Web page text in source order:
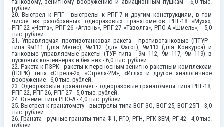
рублей.
20. Выстрел к РПГ - выстрелы к РПГ-7 и другим конструкциям, в том
числе из разобранных одноразовых гранатометов РПГ-18 «Муха»,
РПГ-22 «Нетта», РПГ-26 «Аглень», РПГ-27 «Таволга», РПО-А «Шмель», - 5,0
тыс. рублей.
21. Управляемая противотанковая ракета - противотанковые (ПТУР -
типа 9м111 (для Метис), 9м112 (для Фагот), 9м113 (для Конкурса) и
танковые управляемые ракеты (ТУР типа - 9м 112, 9м 117, 9м 119) в
пусковых контейнерах и без них - 6,0 тыс. рублей.
22. Ракета к ПЗРК - ракеты к переносным зенитно-ракетным комплексам
(ПЗРК) типа «Стрела-2», «Стрела-2М», «Игла» и другое аналогичное
вооружение - 6,0 тыс. рублей.
23. Одноразовый гранатомет - одноразовые гранатометы типа РПГ-18,
РПГ-22, РПГ-26, РПГ-27 - 5,0 тыс. рублей.
24. Огнемет типа РПО-А - 4,0 тыс. рублей.
25. Выстрел к гранатомету - выстрелы типа ВОГ-ЗО, ВОГ-25, ВОГ-25П - 3,0
тыс. рублей.
26. Граната - ручные гранаты типа Ф-1, РГО, РГН, РГК-ЗЕМ, РГ-42 - 4,0 тыс.
рублей.